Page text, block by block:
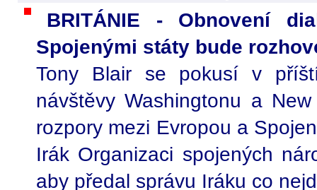
BRITÁNIE - Obnovení
Spojenými státy bude
Tony Blair se pokusí v
návštěvy Washingtonu a
rozpory mezi Evropou a
Irák Organizaci spojených
aby předal správu Iráku co